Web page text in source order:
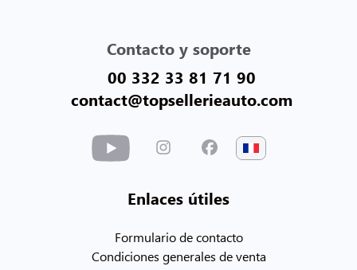
Contacto y soporte
00 332 33 81 71 90
contact@topsellerieauto.com
Enlaces útiles
Formulario de contacto
Condiciones generales de venta